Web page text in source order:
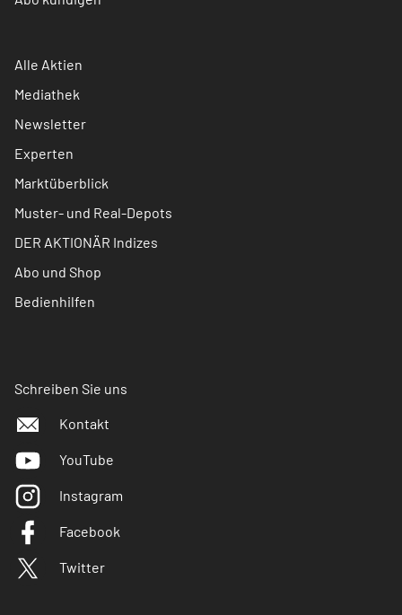
Alle Aktien
Mediathek
Newsletter
Experten
Marktüberblick
Muster- und Real-Depots
DER AKTIONÄR Indizes
Abo und Shop
Bedienhilfen
Schreiben Sie uns
Kontakt
YouTube
Instagram
Facebook
Twitter